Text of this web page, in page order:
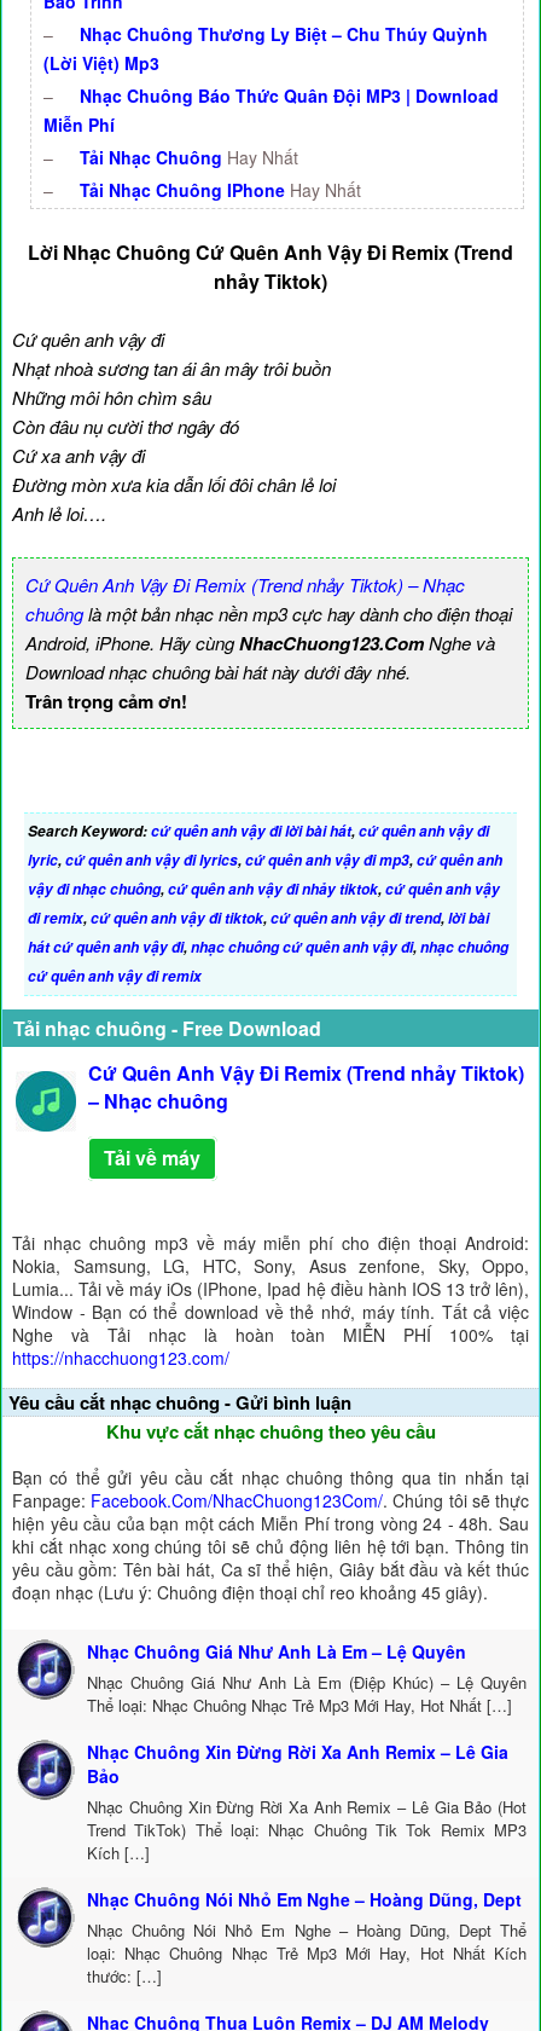
–
Nhạc Chuông Thương Ly Biệt – Chu Thúy Quỳnh
(Lời Việt) Mp3
–
Nhạc Chuông Báo Thức Quân Đội MP3 | Download
Miễn Phí
–
Tải Nhạc Chuông Hay Nhất
–
Tải Nhạc Chuông IPhone Hay Nhất
Lời Nhạc Chuông Cứ Quên Anh Vậy Đi Remix (Trend
nhảy Tiktok)
Cứ quên anh vậy đi
Nhạt nhoà sương tan ái ân mây trôi buồn
Những môi hôn chìm sâu
Còn đâu nụ cười thơ ngây đó
Cứ xa anh vậy đi
Đường mòn xưa kia dẫn lối đôi chân lẻ loi
Anh lẻ loi….
Cứ Quên Anh Vậy Đi Remix (Trend nhảy Tiktok) – Nhạc
chuônglà một bản nhạc nền mp3 cực hay dành cho điện thoại
Android, iPhone. Hãy cùngNhacChuong123.ComNghe và
Download nhạc chuông bài hát này dưới đây nhé.
Trân trọng cảm ơn!
Search Keyword:cứ quên anh vậy đi lời bài hát,cứ quên anh vậy đi
lyric,cứ quên anh vậy đi lyrics,cứ quên anh vậy đi mp3,cứ quên anh
vậy đi nhạc chuông,cứ quên anh vậy đi nhảy tiktok,cứ quên anh vậy
đi remix,cứ quên anh vậy đi tiktok,cứ quên anh vậy đi trend,lời bài
hát cứ quên anh vậy đi,nhạc chuông cứ quên anh vậy đi,nhạc chuông
cứ quên anh vậy đi remix
Tải nhạc chuông - Free Download
Cứ Quên Anh Vậy Đi Remix (Trend nhảy Tiktok)
– Nhạc chuông
Tải về máy
Tải nhạc chuông mp3 về máy miễn phí cho điện thoại Android:
Nokia, Samsung, LG, HTC, Sony, Asus zenfone, Sky, Oppo,
Lumia... Tải về máy iOs (IPhone, Ipad hệ điều hành IOS 13 trở lên),
Window - Bạn có thể download về thẻ nhớ, máy tính. Tất cả việc
Nghe và Tải nhạc là hoàn toàn MIỄN PHÍ 100% tại
https://nhacchuong123.com/
Yêu cầu cắt nhạc chuông - Gửi bình luận
Khu vực cắt nhạc chuông theo yêu cầu
Bạn có thể gửi yêu cầu cắt nhạc chuông thông qua tin nhắn tại
Fanpage: Facebook.Com/NhacChuong123Com/. Chúng tôi sẽ thực
hiện yêu cầu của bạn một cách Miễn Phí trong vòng 24 - 48h. Sau
khi cắt nhạc xong chúng tôi sẽ chủ động liên hệ tới bạn. Thông tin
yêu cầu gồm: Tên bài hát, Ca sĩ thể hiện, Giây bắt đầu và kết thúc
đoạn nhạc (Lưu ý: Chuông điện thoại chỉ reo khoảng 45 giây).
Nhạc Chuông Giá Như Anh Là Em – Lệ Quyên
Nhạc Chuông Giá Như Anh Là Em (Điệp Khúc) – Lệ Quyên
Thể loại: Nhạc Chuông Nhạc Trẻ Mp3 Mới Hay, Hot Nhất […]
Nhạc Chuông Xin Đừng Rời Xa Anh Remix – Lê Gia
Bảo
Nhạc Chuông Xin Đừng Rời Xa Anh Remix – Lê Gia Bảo (Hot
Trend TikTok) Thể loại: Nhạc Chuông Tik Tok Remix MP3
Kích […]
Nhạc Chuông Nói Nhỏ Em Nghe – Hoàng Dũng, Dept
Nhạc Chuông Nói Nhỏ Em Nghe – Hoàng Dũng, Dept Thể
loại: Nhạc Chuông Nhạc Trẻ Mp3 Mới Hay, Hot Nhất Kích
thước: […]
Nhạc Chuông Thua Luôn Remix – DJ AM Melody